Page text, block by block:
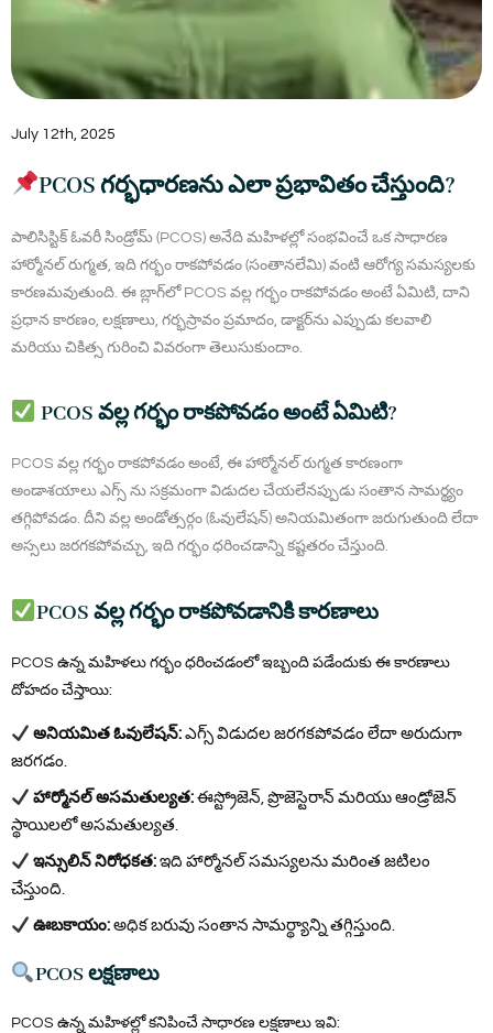
July 12th, 2025
PCOS గర్భధారణను ఎలా ప్రభావితం చేస్తుంది?
పాలిసిస్టిక్ ఓవరీ సిండ్రోమ్ (PCOS) అనేది మహిళల్లో సంభవించే ఒక సాధారణ
హార్మోనల్ రుగ్మత, ఇది గర్భం రాకపోవడం (సంతానలేమి) వంటి ఆరోగ్య సమస్యలకు
కారణమవుతుంది. ఈ బ్లాగ్‌లో PCOS వల్ల గర్భం రాకపోవడం అంటే ఏమిటి, దాని
ప్రధాన కారణం, లక్షణాలు, గర్భస్రావం ప్రమాదం, డాక్టర్‌ను ఎప్పుడు కలవాలి
మరియు చికిత్స గురించి వివరంగా తెలుసుకుందాం.
PCOS వల్ల గర్భం రాకపోవడం అంటే ఏమిటి?
PCOS వల్ల గర్భం రాకపోవడం అంటే, ఈ హార్మోనల్ రుగ్మత కారణంగా
అండాశయాలు ఎగ్స్ ను సక్రమంగా విడుదల చేయలేనప్పుడు సంతాన సామర్థ్యం
తగ్గిపోవడం. దీని వల్ల అండోత్సర్గం (ఓవులేషన్) అనియమితంగా జరుగుతుంది లేదా
అస్సలు జరగకపోవచ్చు, ఇది గర్భం ధరించడాన్ని కష్టతరం చేస్తుంది.
PCOS వల్ల గర్భం రాకపోవడానికి కారణాలు
PCOS ఉన్న మహిళలు గర్భం ధరించడంలో ఇబ్బంది పడేందుకు ఈ కారణాలు
దోహదం చేస్తాయి:
అనియమిత ఓవులేషన్: ఎగ్స్ విడుదల జరగకపోవడం లేదా అరుదుగా
జరగడం.
హార్మోనల్ అసమతుల్యత: ఈస్ట్రోజెన్, ప్రొజెస్టెరాన్ మరియు ఆండ్రోజెన్
స్థాయిలలో అసమతుల్యత.
ఇన్సులిన్ నిరోధకత: ఇది హార్మోనల్ సమస్యలను మరింత జటిలం
చేస్తుంది.
ఊబకాయం: అధిక బరువు సంతాన సామర్థ్యాన్ని తగ్గిస్తుంది.
PCOS లక్షణాలు
PCOS ఉన్న మహిళల్లో కనిపించే సాధారణ లక్షణాలు ఇవి: